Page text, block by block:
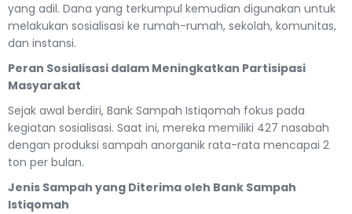
yang adil. Dana yang terkumpul kemudian digunakan untuk
melakukan sosialisasi ke rumah-rumah, sekolah, komunitas,
dan instansi.
Peran Sosialisasi dalam Meningkatkan Partisipasi
Masyarakat
Sejak awal berdiri, Bank Sampah Istiqomah fokus pada
kegiatan sosialisasi. Saat ini, mereka memiliki 427 nasabah
dengan produksi sampah anorganik rata-rata mencapai 2
ton per bulan.
Jenis Sampah yang Diterima oleh Bank Sampah
Istiqomah